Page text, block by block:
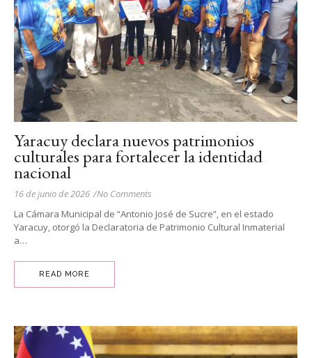
Yaracuy declara nuevos patrimonios
culturales para fortalecer la identidad
nacional
16 de junio de 2026 /No Comments
La Cámara Municipal de “Antonio José de Sucre”, en el estado
Yaracuy, otorgó la Declaratoria de Patrimonio Cultural Inmaterial
a…
READ MORE